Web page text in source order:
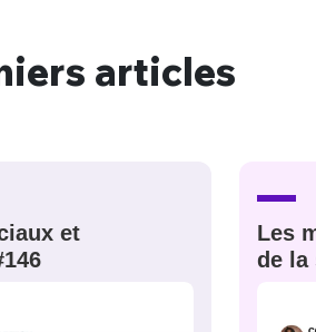
articles
et
Les
de la
vous